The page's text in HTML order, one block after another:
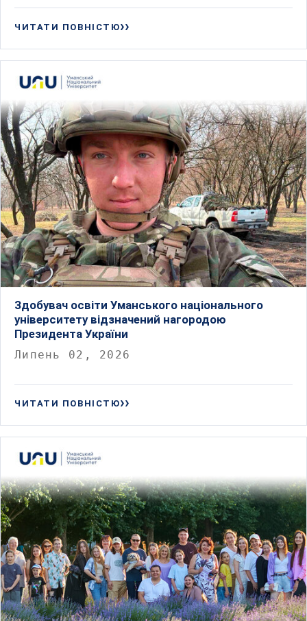
ЧИТАТИ ПОВНІСТЮ
Здобувач освіти Уманського національного
університету відзначений нагородою
Президента України
Липень 02, 2026
ЧИТАТИ ПОВНІСТЮ